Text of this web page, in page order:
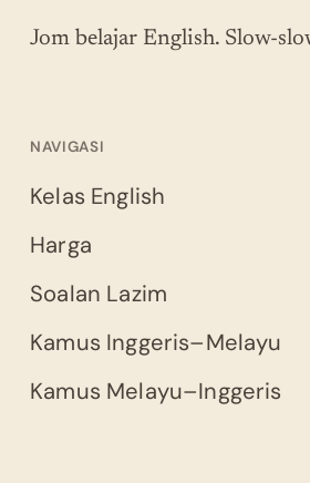
Jom belajar English. Slow-
NAVIGASI
Kelas English
Harga
Soalan Lazim
Kamus Inggeris–Melayu
Kamus Melayu–Inggeris